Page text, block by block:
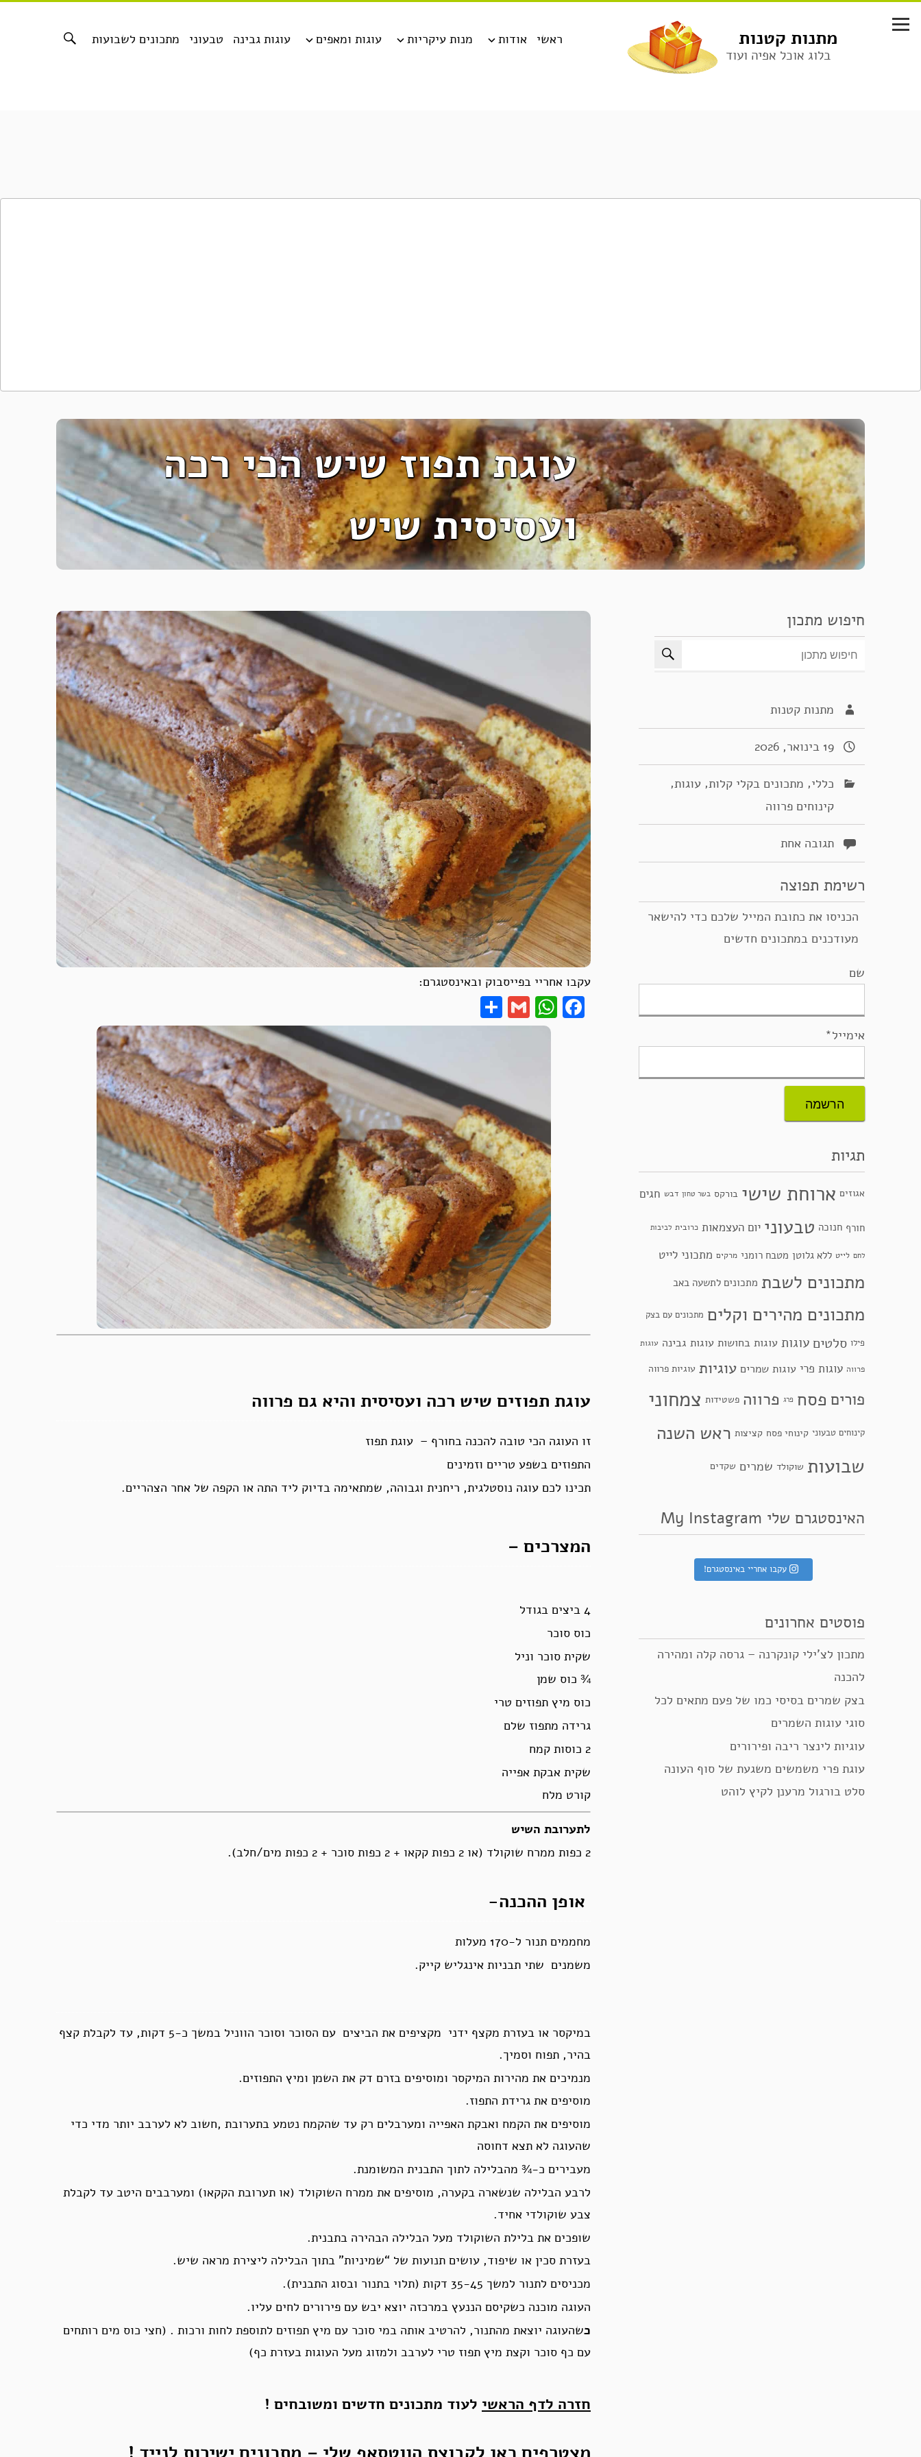
לתוכן
מתנות קטנות
בלוג אוכל אפיה ועוד
מתכונים לשבועות טבעוני עוגות גבינה עוגות ומאפים מנות עיקריות אודות ראשי
עוגת תפוז שיש הכי רכה
ועסיסית שיש
עקבו אחריי בפייסבוק ובאינסטגרם:
Facebook
WhatsApp
Gmail
עוגת תפוזים שיש רכה ועסיסית והיא גם פרווה
זו העוגה הכי טובה להכנה בחורף – עוגת תפוז
התפוזים בשפע טריים וזמינים
תכינו לכם עוגה נוסטלגית, ריחנית וגבוהה, שמתאימה בדיוק ליד התה או הקפה של אחר הצהריים.
המצרכים –
4 ביצים בגודל
כוס סוכר
שקית סוכר וניל
¾ כוס שמן
כוס מיץ תפוזים טרי
גרידה מתפוז שלם
2 כוסות קמח
שקית אבקת אפייה
קורט מלח
לתערובת השיש
2 כפות ממרח שוקולד (או 2 כפות קקאו + 2 כפות סוכר + 2 כפות מים/חלב).
אופן ההכנה-
מחממים תנור ל-170 מעלות
משמנים שתי תבניות אינגליש קייק.
במיקסר או בעזרת מקצף ידני מקציפים את הביצים עם הסוכר וסוכר הווניל במשך כ-5 דקות, עד לקבלת קצף
בהיר, תפוח וסמיך.
מנמיכים את מהירות המיקסר ומוסיפים בזרם דק את השמן ומיץ התפוזים.
מוסיפים את גרידת התפוז.
מוסיפים את הקמח ואבקת האפייה ומערבלים רק עד שהקמח נטמע בתערובת ,חשוב לא לערבב יותר מדי כדי
שהעוגה לא תצא דחוסה
מעבירים כ-¾ מהבלילה לתוך התבנית המשומנת.
לרבע הבלילה שנשארה בקערה, מוסיפים את ממרח השוקולד (או תערובת הקקאו) ומערבבים היטב עד לקבלת
צבע שוקולדי אחיד.
שופכים את בלילת השוקולד מעל הבלילה הבהירה בתבנית.
בעזרת סכין או שיפוד, עושים תנועות של “שמיניות” בתוך הבלילה ליצירת מראה שיש.
מכניסים לתנור למשך 35-45 דקות (תלוי בתנור ובסוג התבנית).
העוגה מוכנה כשקיסם הננעץ במרכזה יוצא יבש עם פירורים לחים עליו.
כשהעוגה יוצאת מהתנור, להרטיב אותה במי סוכר עם מיץ תפוזים לתוספת לחות ורכות . (חצי כוס מים רותחים
עם כף סוכר וקצת מיץ תפוז טרי לערבב ולמזוג מעל העוגות בעזרת כף)
חזרה לדף הראשי לעוד מתכונים חדשים ומשובחים !
חיפוש מתכון
מתנות קטנות
19 בינואר, 2026
כללי, מתכונים בקלי קלות, עוגות,
קינוחים פרווה
תגובה אחת
רשימת תפוצה
הכניסו את כתובת המייל שלכם כדי להישאר
מעודכנים במתכונים חדשים
שם
אימייל*
תגיות
אגוזים ארוחת שישי בורקס בשר טחון דבש חגים
חורף חנוכה טבעוני יום העצמאות כרובית לביבות
לחם לייט ללא גלוטן מטבח רומני מרקים מתכוני לייט
מתכונים לשבת מתכונים לתשעה באב
מתכונים מהירים וקלים מתכונים עם בצק
פילו סלטים עוגות עוגות בחושות עוגות גבינה עוגות
פרווה עוגות פרי עוגות שמרים עוגיות עוגיות פרווה
פורים פסח פרג פרווה פשטידות צמחוני
קינוחים טבעוני קינוחי פסח קציצות ראש השנה
שבועות שוקולד שמרים שקדים
האינסטגרם שלי My Instagram
עקבו אחריי באינסטגרם!
פוסטים אחרונים
מתכון לצ’ילי קונקרנה – גרסה קלה ומהירה
להכנה
בצק שמרים בסיסי כמו של פעם מתאים לכל
סוגי עוגות השמרים
עוגיות לינצר ריבה ופירורים
עוגת פרי משמשים משגעת של סוף העונה
סלט בורגול מרענן לקיץ לוהט